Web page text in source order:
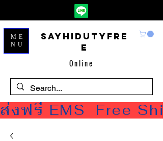
Sayhidutyfre
e
Online
ME
NU
ส่งฟรี EMS  Free